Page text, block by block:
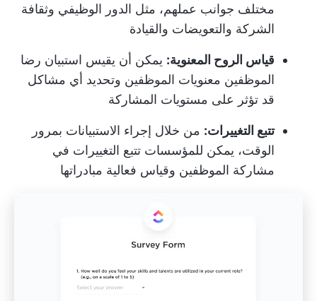
مختلف جوانب عملهم، مثل الدور الوظيفي وثقافة
الشركة والتعويضات والقيادة
قياس الروح المعنوية: يمكن أن يقيس استبيان رضا
الموظفين معنويات الموظفين وتحديد أي مشاكل
قد تؤثر على مستويات المشاركة
تتبع التغييرات: من خلال إجراء الاستبيانات بمرور
الوقت، يمكن للمؤسسات تتبع التغييرات في
مشاركة الموظفين وقياس فعالية مبادراتها